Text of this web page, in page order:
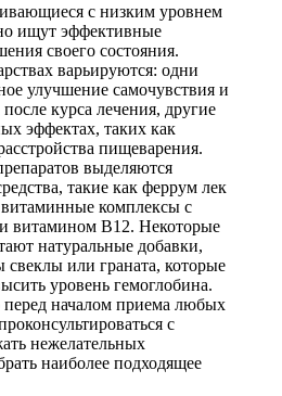
с низким уровнем
ищут эффективные
своего состояния.
варьируются: одни
улучшение самочувствия и
курса лечения, другие
эффектах, таких как
пищеварения.
выделяются
такие как феррум лек
комплексы с
витамином B12. Некоторые
натуральные добавки,
свеклы или граната, которые
уровень гемоглобина.
началом приема любых
с
нежелательных
наиболее подходящее